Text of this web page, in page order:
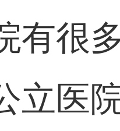
有很
立医